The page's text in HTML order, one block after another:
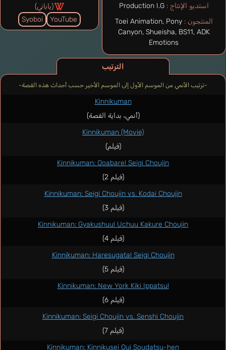
استديو الإنتاج : Production I.G
المنتجون : Toei Animation, Pony
Canyon, Shueisha, BS11, ADK
Emotions
الترتيب
-ترتيب الأنمي من الموسم الأول إلى الموسم الأخير حسب أحداث هذه القصة-
Kinnikuman
(أنمي، بداية القصة)
Kinnikuman (Movie)
(فيلم)
Kinnikuman: Ooabare! Seigi Choujin
(فيلم 2)
Kinnikuman: Seigi Choujin vs. Kodai Choujin
(فيلم 3)
Kinnikuman: Gyakushuu! Uchuu Kakure Choujin
(فيلم 4)
Kinnikuman: Haresugata! Seigi Choujin
(فيلم 5)
Kinnikuman: New York Kiki Ippatsu!
(فيلم 6)
Kinnikuman: Seigi Choujin vs. Senshi Choujin
(فيلم 7)
Kinnikuman: Kinnikusei Oui Soudatsu-hen
(ياباني)
YouTube
Syoboi